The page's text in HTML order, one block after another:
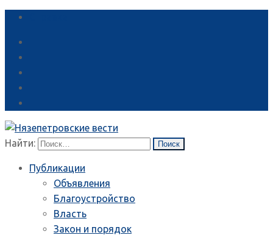
Найти:
Публикации
Объявления
Благоустройство
Власть
Закон и порядок